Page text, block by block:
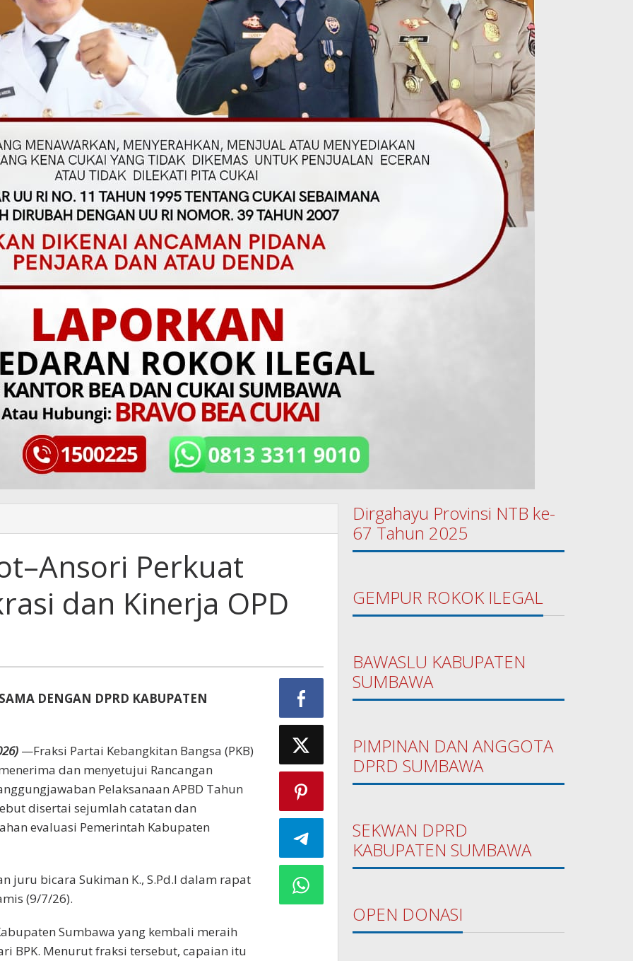
Perkuat
dan Kinerja OPD
DENGAN DPRD KABUPATEN
—Fraksi Partai Kebangkitan Bangsa (PKB)
dan menyetujui Rancangan
Pelaksanaan APBD Tahun
disertai sejumlah catatan dan
evaluasi Pemerintah Kabupaten
juru bicara Sukiman K., S.Pd.I dalam rapat
(9/7/26).
Sumbawa yang kembali meraih
BPK. Menurut fraksi tersebut, capaian itu
Dirgahayu Provinsi NTB ke-
67 Tahun 2025
GEMPUR ROKOK ILEGAL
BAWASLU KABUPATEN
SUMBAWA
PIMPINAN DAN ANGGOTA
DPRD SUMBAWA
SEKWAN DPRD
KABUPATEN SUMBAWA
OPEN DONASI